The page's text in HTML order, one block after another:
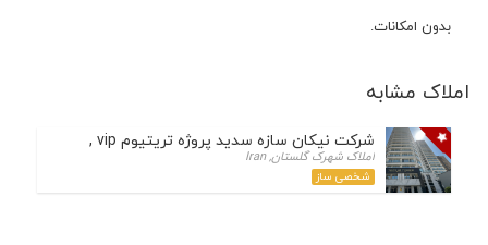
بدون امکانات.
املاک مشابه
شرکت نیکان سازه سدید پروژه تریتیوم vip , امیرکبیر و آرتمیس
املاک شهرک گلستان, Iran
شخصی ساز